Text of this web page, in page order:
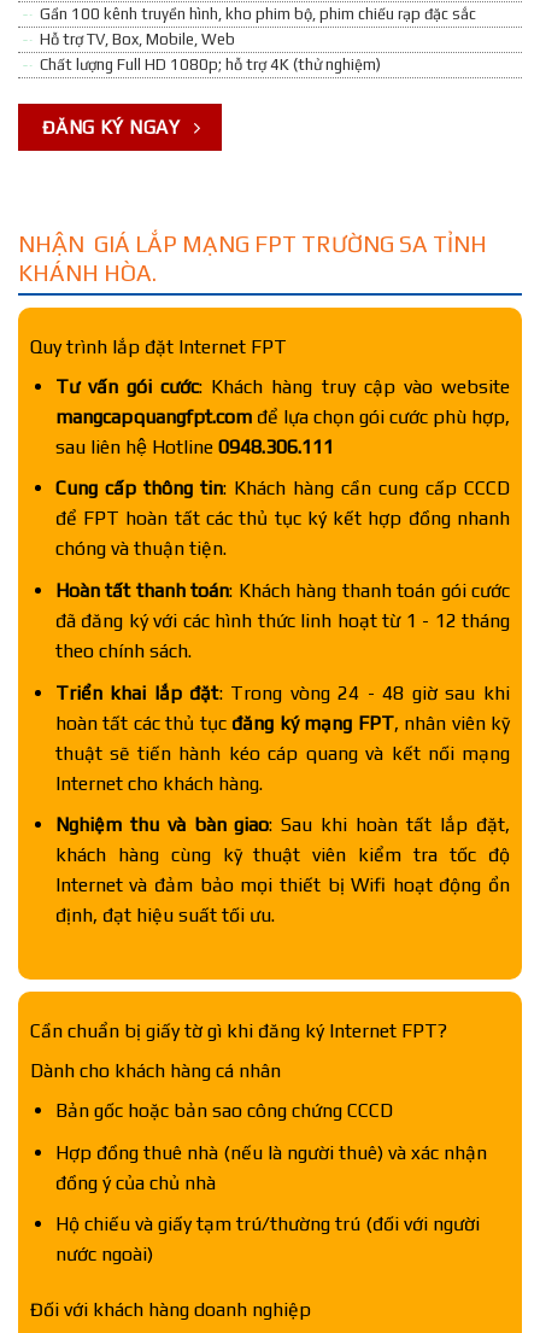
Gần 100 kênh truyền hình, kho phim bộ, phim chiếu rạp đặc sắc
Hỗ trợ TV, Box, Mobile, Web
Chất lượng Full HD 1080p; hỗ trợ 4K (thử nghiệm)
ĐĂNG KÝ NGAY
NHẬN GIÁ LẮP MẠNG FPT TRƯỜNG SA TỈNH
KHÁNH HÒA.
Quy trình lắp đặt Internet FPT
Tư vấn gói cước: Khách hàng truy cập vào website
mangcapquangfpt.comđể lựa chọn gói cước phù hợp,
sau liên hệ Hotline 0948.306.111
Cung cấp thông tin: Khách hàng cần cung cấp CCCD
để FPT hoàn tất các thủ tục ký kết hợp đồng nhanh
chóng và thuận tiện.
Hoàn tất thanh toán: Khách hàng thanh toán gói cước
đã đăng ký với các hình thức linh hoạt từ 1 - 12 tháng
theo chính sách.
Triển khai lắp đặt: Trong vòng 24 - 48 giờ sau khi
hoàn tất các thủ tục đăng ký mạng FPT, nhân viên kỹ
thuật sẽ tiến hành kéo cáp quang và kết nối mạng
Internet cho khách hàng.
Nghiệm thu và bàn giao: Sau khi hoàn tất lắp đặt,
khách hàng cùng kỹ thuật viên kiểm tra tốc độ
Internet và đảm bảo mọi thiết bị Wifi hoạt động ổn
định, đạt hiệu suất tối ưu.
Cần chuẩn bị giấy tờ gì khi đăng ký Internet FPT?
Dành cho khách hàng cá nhân
Bản gốc hoặc bản sao công chứng CCCD
Hợp đồng thuê nhà (nếu là người thuê) và xác nhận
đồng ý của chủ nhà
Hộ chiếu và giấy tạm trú/thường trú (đối với người
nước ngoài)
Đối với khách hàng doanh nghiệp